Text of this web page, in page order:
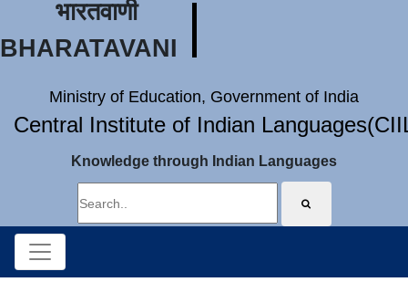
भारतवाणी
BHARATAVANI
Ministry of Education, Government of India
Central Institute of Indian
Knowledge through Indian Languages